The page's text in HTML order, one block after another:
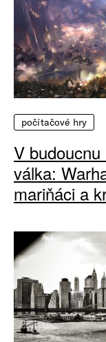
počítačové hry
V
válka:
mariňáci a